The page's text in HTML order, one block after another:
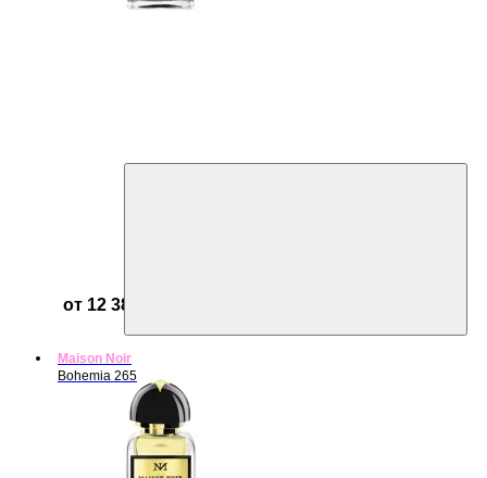
от 12 384 ₽
Maison Noir
Bohemia 265